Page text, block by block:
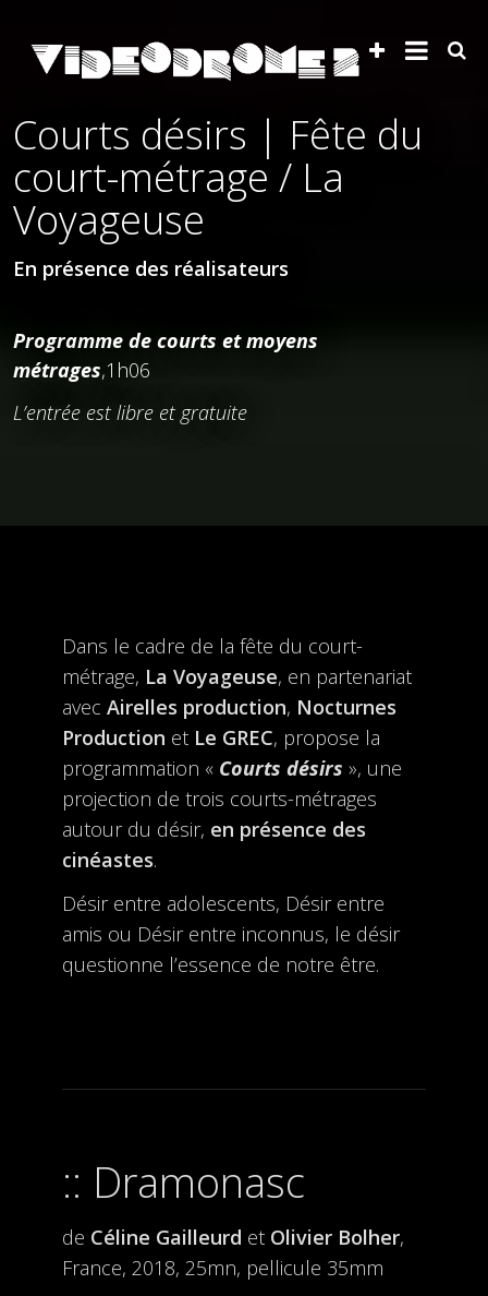
Courts désirs | Fête du
court-métrage / La
Voyageuse
En présence des réalisateurs
Programme de courts et moyens
métrages,1h06
L’entrée est libre et gratuite
Dans le cadre de la fête du court-
métrage, La Voyageuse, en partenariat
avec Airelles production, Nocturnes
Production et Le GREC, propose la
programmation « Courts désirs », une
projection de trois courts-métrages
autour du désir, en présence des
cinéastes.
Désir entre adolescents, Désir entre
amis ou Désir entre inconnus, le désir
questionne l’essence de notre être.
Dramonasc
de Céline Gailleurd et Olivier Bolher,
France, 2018, 25mn, pellicule 35mm